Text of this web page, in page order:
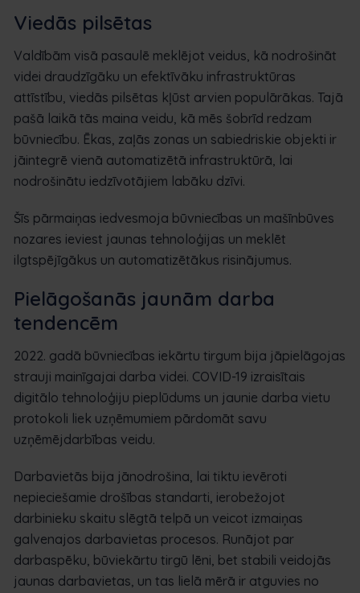
Viedās pilsētas
Valdībām visā pasaulē meklējot veidus, kā nodrošināt
videi draudzīgāku un efektīvāku infrastruktūras
attīstību, viedās pilsētas kļūst arvien populārākas. Tajā
pašā laikā tās maina veidu, kā mēs šobrīd redzam
būvniecību. Ēkas, zaļās zonas un sabiedriskie objekti ir
jāintegrē vienā automatizētā infrastruktūrā, lai
nodrošinātu iedzīvotājiem labāku dzīvi.
Šīs pārmaiņas iedvesmoja būvniecības un mašīnbūves
nozares ieviest jaunas tehnoloģijas un meklēt
ilgtspējīgākus un automatizētākus risinājumus.
Pielāgošanās jaunām darba
tendencēm
2022. gadā būvniecības iekārtu tirgum bija jāpielāgojas
strauji mainīgajai darba videi. COVID-19 izraisītais
digitālo tehnoloģiju pieplūdums un jaunie darba vietu
protokoli liek uzņēmumiem pārdomāt savu
uzņēmējdarbības veidu.
Darbavietās bija jānodrošina, lai tiktu ievēroti
nepieciešamie drošības standarti, ierobežojot
darbinieku skaitu slēgtā telpā un veicot izmaiņas
galvenajos darbavietas procesos. Runājot par
darbaspēku, būviekārtu tirgū lēni, bet stabili veidojās
jaunas darbavietas, un tas lielā mērā ir atguvies no